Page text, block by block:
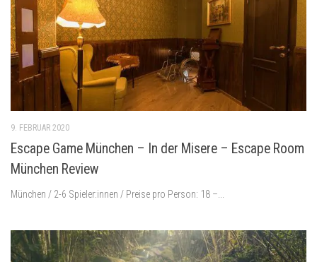
9. FEBRUAR 2020
Escape Game München – In der Misere – Escape Room
München Review
München / 2-6 Spieler:innen / Preise pro Person: 18 –...